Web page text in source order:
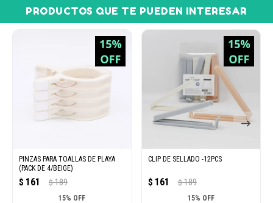
PRODUCTOS QUE TE PUEDEN INTERESAR
PINZAS PARA TOALLAS DE PLAYA
(PACK DE 4/BEIGE)
$ 161 $ 189
15% OFF
CLIP DE SELLADO -12PCS
$ 161 $ 189
15% OFF